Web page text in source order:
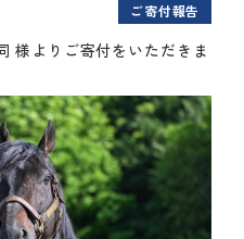
ご寄付報告
様よりご寄付をいただきま